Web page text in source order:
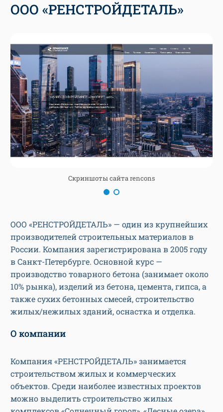
ООО «РЕНСТРОЙДЕТАЛЬ»
Скриншоты сайта rencons
ООО «РЕНСТРОЙДЕТАЛЬ» — один из крупнейших
производителей строительных материалов в
России. Компания зарегистрирована в 2005 году
в Санкт-Петербурге. Основной курс —
производство товарного бетона (занимает около
10% рынка), изделий из бетона, цемента, гипса, а
также сухих бетонных смесей, строительство
жилых/нежилых зданий, оснастка и отделка.
О компании
Компания «РЕНСТРОЙДЕТАЛЬ» занимается
строительством жилых и коммерческих
объектов. Среди наиболее известных проектов
можно выделить строительство жилых